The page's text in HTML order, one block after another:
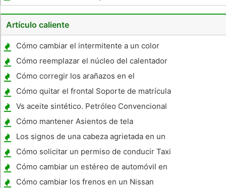
3
Artículo caliente
Cómo cambiar el intermitente a un color
diferente
Cómo reemplazar el núcleo del calentador
en un Crown Victoria 1989
Cómo corregir los arañazos en el
parachoques de un coche
Cómo quitar el frontal Soporte de matrícula
en un Chevy
Vs aceite sintético. Petróleo Convencional
Cómo mantener Asientos de tela
Los signos de una cabeza agrietada en un
Ford
Cómo solicitar un permiso de conducir Taxi
Cómo cambiar un estéreo de automóvil en
un Ford Explorer 1992
Cómo cambiar los frenos en un Nissan